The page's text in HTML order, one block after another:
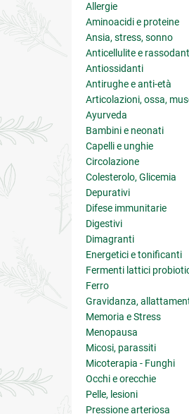
Allergie
Aminoacidi e proteine
Ansia, stress, sonno
Anticellulite e
Antiossidanti
Antirughe e anti-età
Articolazioni, ossa,
Ayurveda
Bambini e neonati
Capelli e unghie
Circolazione
Colesterolo, Glicemia
Depurativi
Difese immunitarie
Digestivi
Dimagranti
Energetici e tonificanti
Fermenti lattici
Ferro
Gravidanza,
Memoria e Stress
Menopausa
Micosi, parassiti
Micoterapia - Funghi
Occhi e orecchie
Pelle, lesioni
Pressione arteriosa